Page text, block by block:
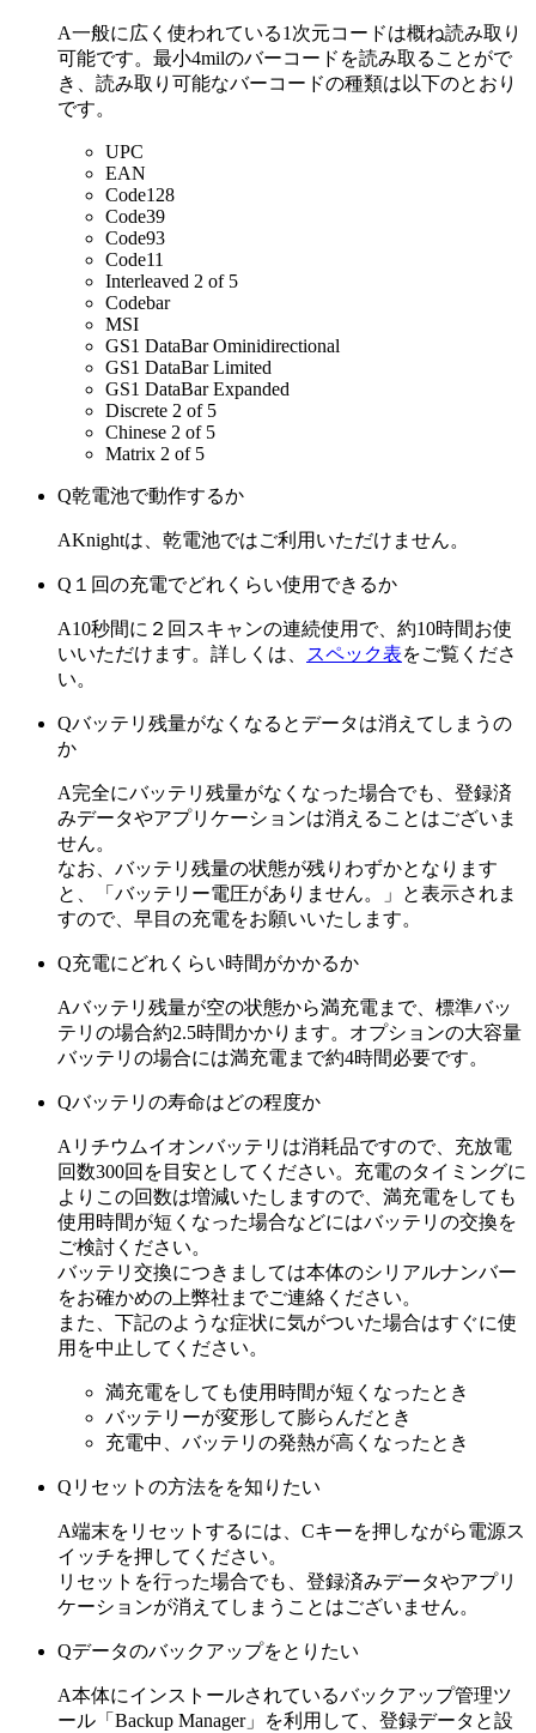
A一般に広く使われている1次元コードは概ね読み取り
可能です。最小4milのバーコードを読み取ることがで
き、読み取り可能なバーコードの種類は以下のとおり
です。
UPC
EAN
Code128
Code39
Code93
Code11
Interleaved 2 of 5
Codebar
MSI
GS1 DataBar Ominidirectional
GS1 DataBar Limited
GS1 DataBar Expanded
Discrete 2 of 5
Chinese 2 of 5
Matrix 2 of 5
Q乾電池で動作するか
AKnightは、乾電池ではご利用いただけません。
Q １回の充電でどれくらい使用できるか
A10秒間に２回スキャンの連続使用で、約10時間お使
いいただけます。詳しくは、
スペック表をご覧くださ
い。
Qバッテリ残量がなくなるとデータは消えてしまうの
か
A完全にバッテリ残量がなくなった場合でも、登録済
みデータやアプリケーションは消えることはございま
せん。
なお、バッテリ残量の状態が残りわずかとなります
と、「バッテリー電圧がありません。」と表示されま
すので、早目の充電をお願いいたします。
Q充電にどれくらい時間がかかるか
Aバッテリ残量が空の状態から満充電まで、標準バッ
テリの場合約2.5時間かかります。オプションの大容量
バッテリの場合には満充電まで約4時間必要です。
Qバッテリの寿命はどの程度か
A リチウムイオンバッテリは消耗品ですので、充放電
回数300回を目安としてください。充電のタイミングに
よりこの回数は増減いたしますので、満充電をしても
使用時間が短くなった場合などにはバッテリの交換を
ご検討ください。
バッテリ交換につきましては本体のシリアルナンバー
をお確かめの上弊社までご連絡ください。
また、下記のような症状に気がついた場合はすぐに使
用を中止してください。
満充電をしても使用時間が短くなったとき
バッテリーが変形して膨らんだとき
充電中、バッテリの発熱が高くなったとき
Q リセットの方法をを知りたい
A端末をリセットするには、Cキーを押しながら電源ス
イッチを押してください。
リセットを行った場合でも、登録済みデータやアプリ
ケーションが消えてしまうことはございません。
Qデータのバックアップをとりたい
A本体にインストールされているバックアップ管理ツ
ール「Backup Manager」を利用して、登録データと設